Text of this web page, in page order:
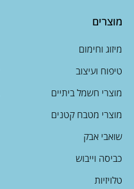
מוצרים
מיזוג וחימום
טיפוח ועיצוב
מוצרי חשמל ביתיים
מוצרי מטבח קטנים
שואבי אבק
כביסה וייבוש
טלויזיות